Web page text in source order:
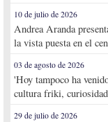
10 de julio de 2026
Andrea Aranda
la vista puesta en el
03 de agosto de 2026
'Hoy tampoco ha
cultura friki,
29 de julio de 2026